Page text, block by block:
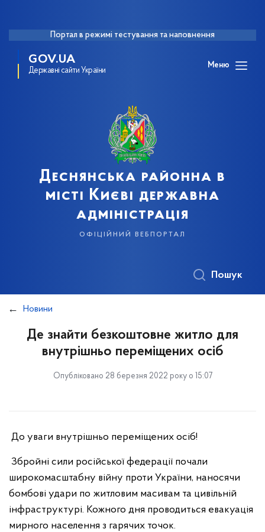
Портал в режимі тестування та наповнення
GOV.UA
Державні сайти України
Меню
Деснянська районна в
місті Києві державна
адміністрація
офіційний вебпортал
Пошук
Новини
Де знайти безкоштовне житло для
внутрішньо переміщених осіб
Опубліковано 28 березня 2022 року о 15:07
До уваги внутрішньо переміщених осіб!
Збройні сили російської федерації почали
широкомасштабну війну проти України, наносячи
бомбові удари по житловим масивам та цивільній
інфраструктурі. Кожного дня проводиться евакуація
мирного населення з гарячих точок.